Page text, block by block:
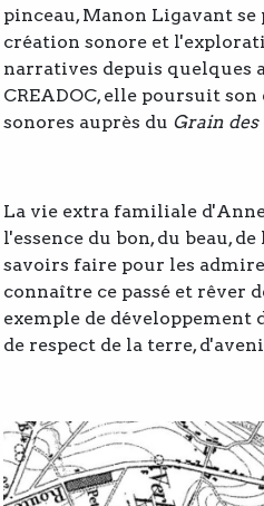
pinceau, Manon Ligavant se
création sonore et
narratives depuis quelques
CREADOC, elle poursuit
sonores auprès du Grain des
La vie extra familiale d'Anne
l'essence du bon, du beau,
savoirs faire pour les
connaître ce passé et rêver
exemple de développement
de respect de la terre,